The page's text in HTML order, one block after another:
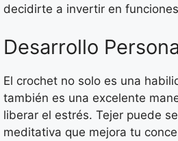
decidirte a invertir en
Desarrollo
El crochet no solo es una
también es una excelente
liberar el estrés. Tejer puede
meditativa que mejora tu